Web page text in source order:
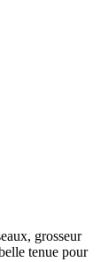
grosseur
tenue pour